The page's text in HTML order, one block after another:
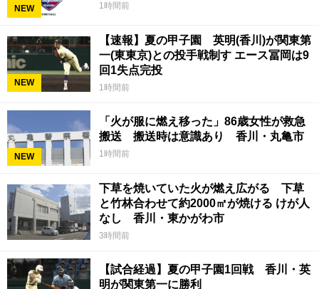
NEW 1時間前
NEW
【速報】夏の甲子園 英明(香川)が関東第
一(東東京)との投手戦制す エース冨岡は9
回1失点完投
1時間前
NEW
「火が服に燃え移った」86歳女性が救急
搬送 搬送時は意識あり 香川・丸亀市
1時間前
下草を焼いていた火が燃え広がる 下草
と竹林合わせて約2000㎡が焼ける けが人
なし 香川・東かがわ市
3時間前
【試合経過】夏の甲子園1回戦 香川・英
明が関東第一に勝利